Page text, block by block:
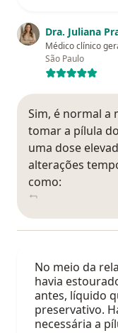
Dra. Juliana
Médico clínico
São Paulo
Sim, é normal a
tomar a pílula
uma dose
alterações
como:
No meio da
havia
antes, líquido
preservativo.
necessária a